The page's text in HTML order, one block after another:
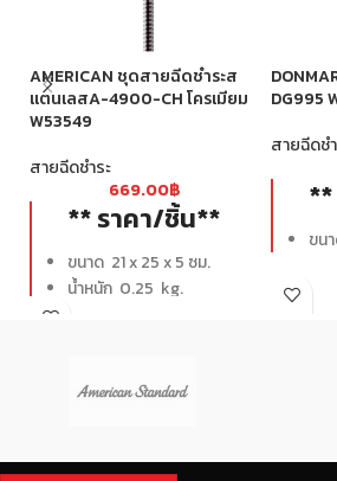
AMERICAN ชุดสายฉีดชำระส
แตนเลสA-4900-CH โครเมียม
W53549
สายฉีดชำระ
669.00฿
** ราคา/ชิ้น**
ขนาด 21 x 25 x 5 ซม.
น้ำหนัก 0.25 kg.
DG995
สายฉีดช
ขน